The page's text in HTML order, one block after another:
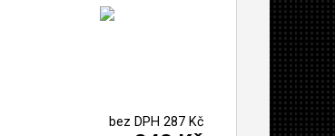
bez DPH 287 Kč